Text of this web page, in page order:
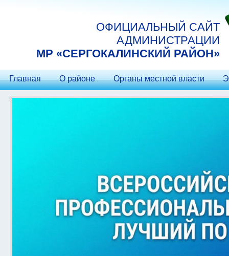
ОФИЦИАЛЬНЫЙ САЙТ
АДМИНИСТРАЦИИ
МP «СЕРГОКАЛИНСКИЙ РАЙОН»
Главная О районе Органы местной власти
Контакты Гостеприимство